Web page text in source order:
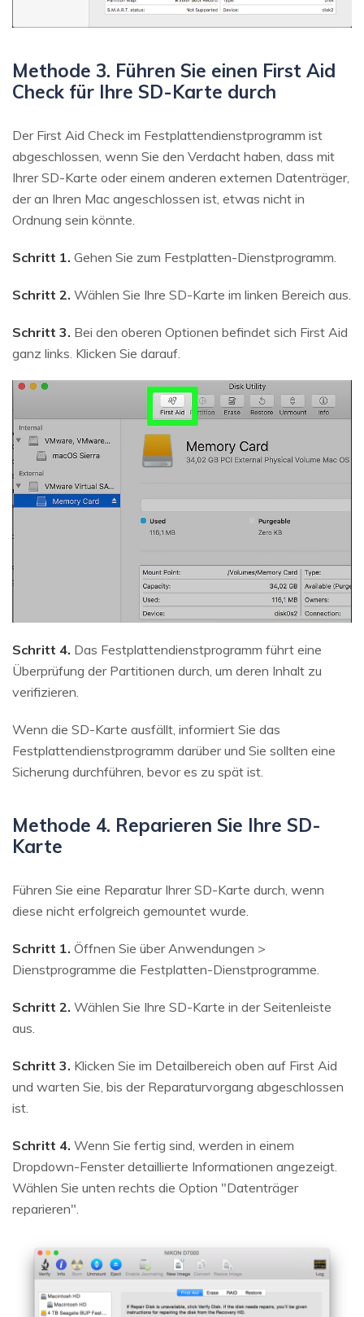
Methode 3. Führen Sie einen First Aid
Check für Ihre SD-Karte durch
Der First Aid Check im Festplattendienstprogramm ist
abgeschlossen, wenn Sie den Verdacht haben, dass mit
Ihrer SD-Karte oder einem anderen externen Datenträger,
der an Ihren Mac angeschlossen ist, etwas nicht in
Ordnung sein könnte.
Schritt 1. Gehen Sie zum Festplatten-Dienstprogramm.
Schritt 2. Wählen Sie Ihre SD-Karte im linken Bereich aus.
Schritt 3. Bei den oberen Optionen befindet sich First Aid
ganz links. Klicken Sie darauf.
Schritt 4. Das Festplattendienstprogramm führt eine
Überprüfung der Partitionen durch, um deren Inhalt zu
verifizieren.
Wenn die SD-Karte ausfällt, informiert Sie das
Festplattendienstprogramm darüber und Sie sollten eine
Sicherung durchführen, bevor es zu spät ist.
Methode 4. Reparieren Sie Ihre SD-
Karte
Führen Sie eine Reparatur Ihrer SD-Karte durch, wenn
diese nicht erfolgreich gemountet wurde.
Schritt 1. Öffnen Sie über Anwendungen >
Dienstprogramme die Festplatten-Dienstprogramme.
Schritt 2. Wählen Sie Ihre SD-Karte in der Seitenleiste
aus.
Schritt 3. Klicken Sie im Detailbereich oben auf First Aid
und warten Sie, bis der Reparaturvorgang abgeschlossen
ist.
Schritt 4. Wenn Sie fertig sind, werden in einem
Dropdown-Fenster detaillierte Informationen angezeigt.
Wählen Sie unten rechts die Option "Datenträger
reparieren".